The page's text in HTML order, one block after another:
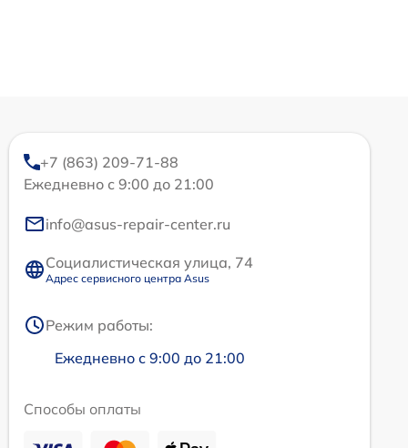
+7 (863) 209-71-88
Ежедневно с 9:00 до 21:00
info@asus-repair-center.ru
Социалистическая улица, 74
Адрес сервисного центра Asus
Режим работы:
Ежедневно с 9:00 до 21:00
Способы оплаты